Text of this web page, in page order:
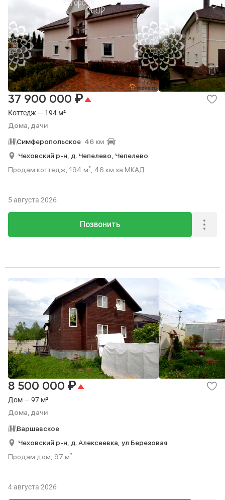
Коттедж — 194 м²
Дома, дачи
37 900 000 ₽
Симферопольское 46 км
Чеховский р-н, д. Чепелево, Чепелево
Продам коттедж, 194 м², 46 км за МКАД.
Позвонить
5 августа 2026
Дом — 97 м²
Дома, дачи
8 500 000 ₽
Варшавское
Чеховский р-н, д. Алексеевка, ул Березовая
Продам дом, 97 м².
4 августа 2026